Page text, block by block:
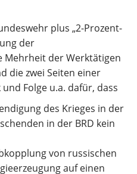
plus „2-Prozent-
der
Mehrheit der Werktätigen
die zwei Seiten einer
Folge u.a. dafür, dass
des Krieges in der
in der BRD kein
von russischen
auf einen